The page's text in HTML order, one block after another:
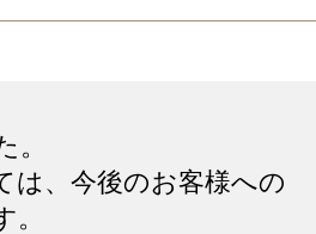
は、今後のお客様への